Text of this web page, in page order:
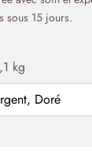
sous 15 jours.
kg
Doré